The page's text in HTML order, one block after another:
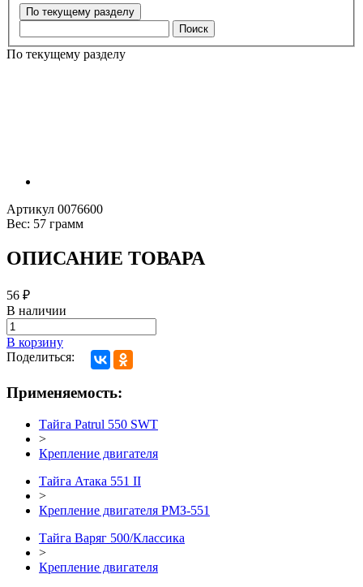
Поиск
По текущему разделу
Артикул 0076600
Вес: 57 грамм
ОПИСАНИЕ ТОВАРА
56 ₽
В наличии
В корзину
Поделиться:
Применяемость:
Тайга Patrul 550 SWT
>
Крепление двигателя
Тайга Атака 551 II
>
Крепление двигателя РМЗ-551
Тайга Варяг 500/Классика
>
Крепление двигателя